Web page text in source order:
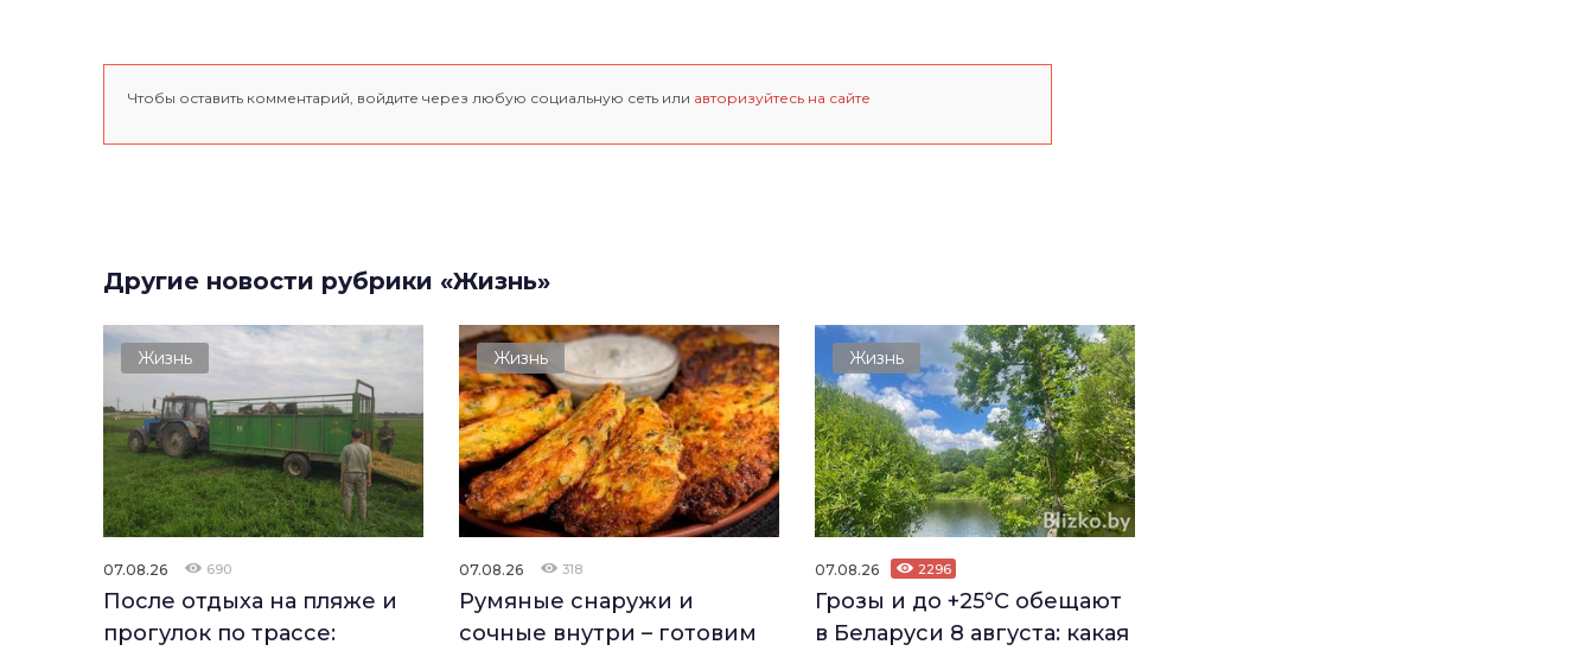
Чтобы оставить комментарий, войдите через любую социальную сеть или авторизуйтесь на сайте
Другие новости рубрики «Жизнь»
Жизнь
07.08.26 690
После отдыха на пляже и
прогулок по трассе:
Жизнь
07.08.26 318
Румяные снаружи и
сочные внутри – готовим
Жизнь
07.08.26 2296
Грозы и до +25°С обещают
в Беларуси 8 августа: какая